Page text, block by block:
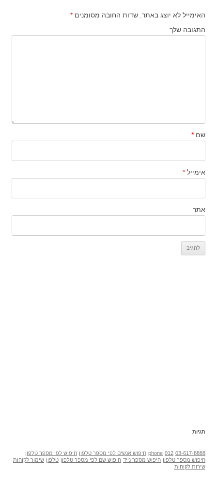
האימייל לא יוצג באתר. שדות החובה מסומנים *
התגובה שלך
שם *
אימייל *
אתר
תגיות
03-617-8888
012
phone חיפוש אנשים לפי מספר טלפון חיפוש לפי מספר טלפון
חיפוש מספר טלפון חיפוש מספר נייד חיפוש שם לפי מספר טלפון טלפון שימור לקוחות
שירות לקוחות